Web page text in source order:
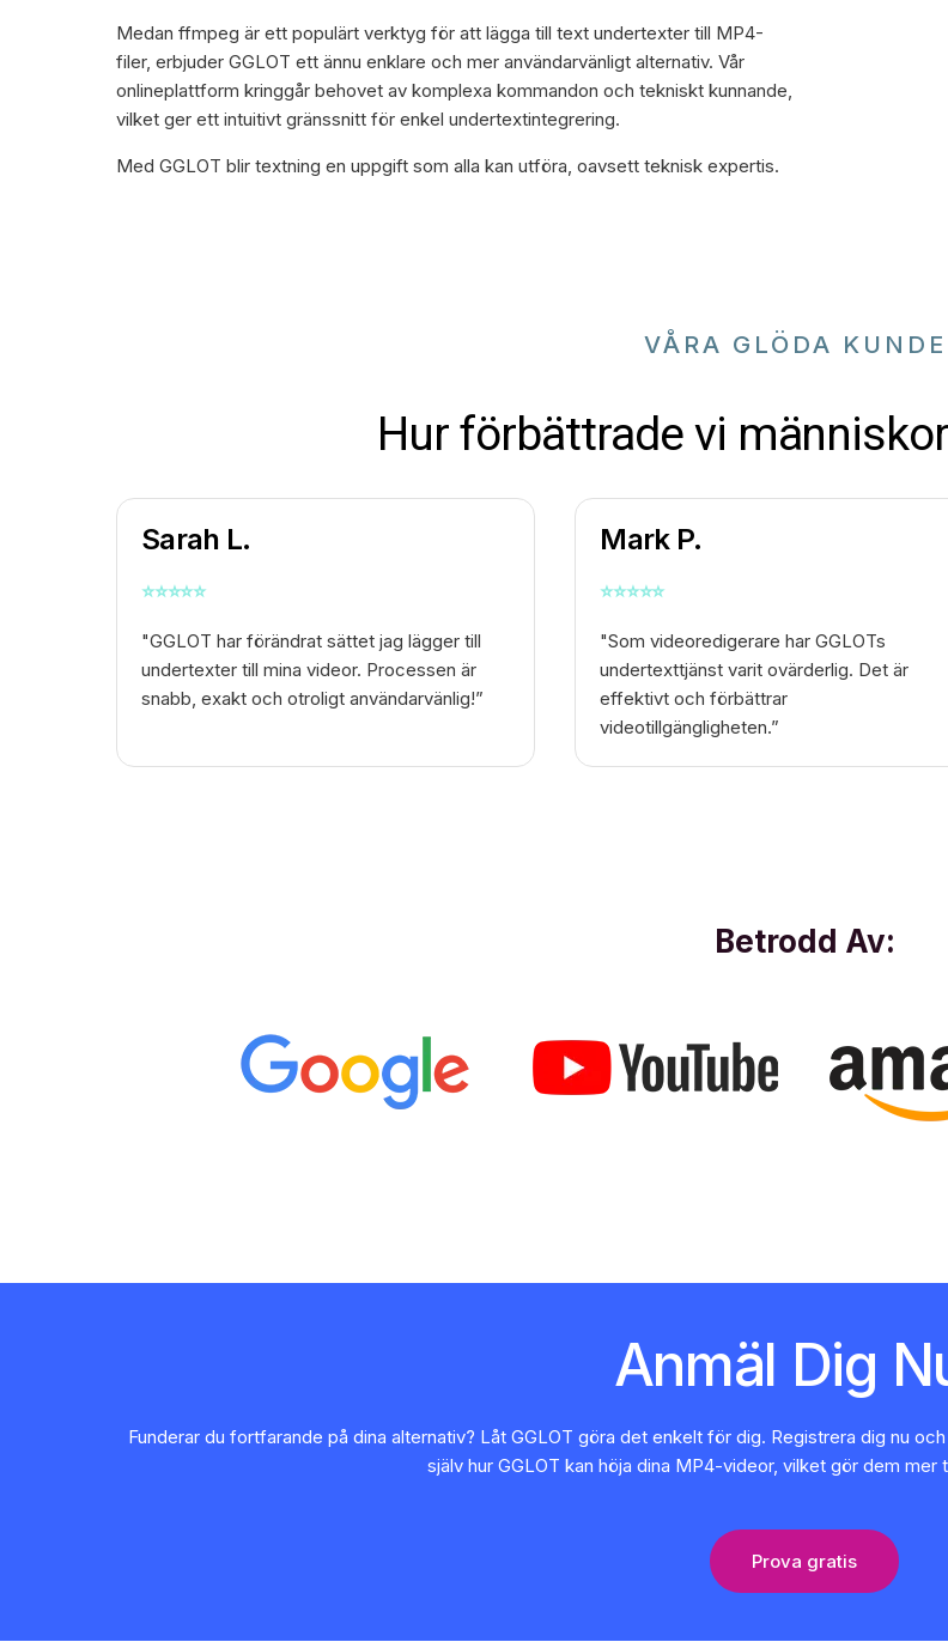
Medan ffmpeg är ett populärt verktyg för att lägga till text undertexter till MP4-
filer, erbjuder GGLOT ett ännu enklare och mer användarvänligt alternativ. Vår
onlineplattform kringgår behovet av komplexa kommandon och tekniskt kunnande,
vilket ger ett intuitivt gränssnitt för enkel undertextintegrering.
Med GGLOT blir textning en uppgift som alla kan utföra, oavsett teknisk expertis.
VÅRA GLÖDA
Hur förbättrade vi
Sarah L.
⭐⭐⭐⭐⭐
"GGLOT har förändrat sättet jag lägger till
undertexter till mina videor. Processen är
snabb, exakt och otroligt användarvänlig!”
Mark P.
⭐⭐⭐⭐⭐
"Som videoredigerare har GGLOTs
undertexttjänst varit ovärderlig. Det är
effektivt och förbättrar
videotillgängligheten.”
Betrodd Av:
Anmäl Dig
Funderar du fortfarande på dina alternativ? Låt GGLOT göra det enkelt för dig. Registrera dig nu
själv hur GGLOT kan höja dina MP4-videor, vilket gör dem mer
Prova gratis